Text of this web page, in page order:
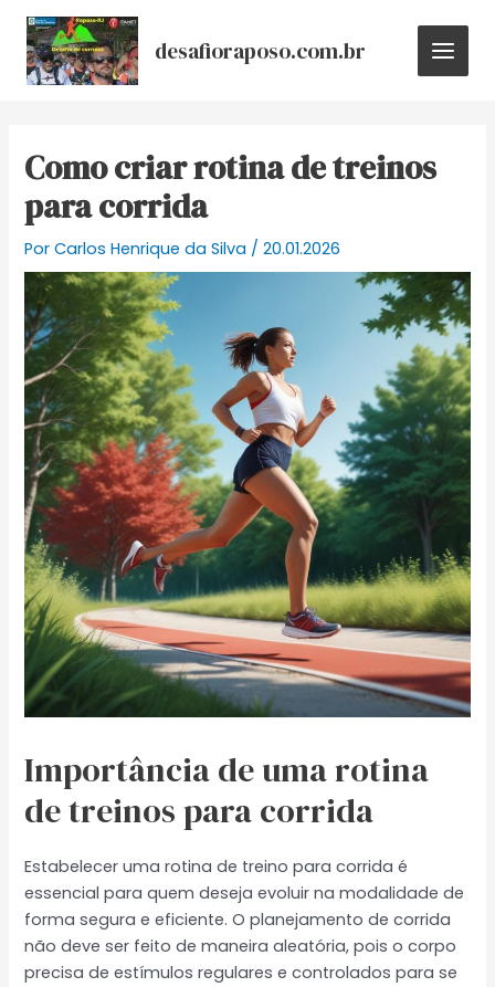
para
conteúdo
desafioraposo.com.br
MAIN
Como criar rotina de treinos
para corrida
PorCarlos Henrique da Silva /20.01.2026
Importância de uma rotina
de treinos para corrida
Estabelecer uma rotina de treino para corrida é
essencial para quem deseja evoluir na modalidade de
forma segura e eficiente. O planejamento de corrida
não deve ser feito de maneira aleatória, pois o corpo
precisa de estímulos regulares e controlados para se
Post
navigation